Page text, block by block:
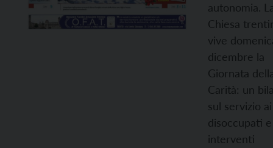
autonomia.
Chiesa
vive
dicembre la
Giornata
Carità: un
sul servizio ai
disoccupati
interventi